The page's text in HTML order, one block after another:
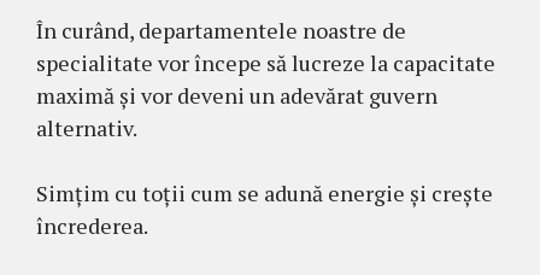
În curând, departamentele noastre de
specialitate vor începe să lucreze la capacitate
maximă și vor deveni un adevărat guvern
alternativ.
Simțim cu toții cum se adună energie și crește
încrederea.